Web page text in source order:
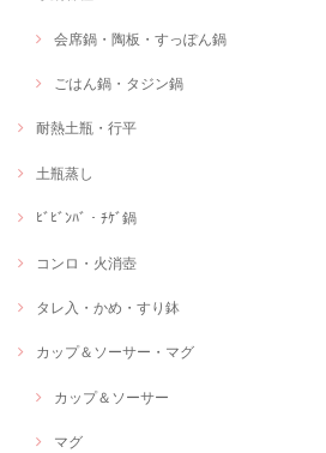
会席鍋・陶板・すっぽん鍋
ごはん鍋・タジン鍋
耐熱土瓶・行平
土瓶蒸し
ﾋﾞﾋﾞﾝﾊﾞ・ﾁｹﾞ鍋
コンロ・火消壺
タレ入・かめ・すり鉢
カップ＆ソーサー・マグ
カップ＆ソーサー
マグ